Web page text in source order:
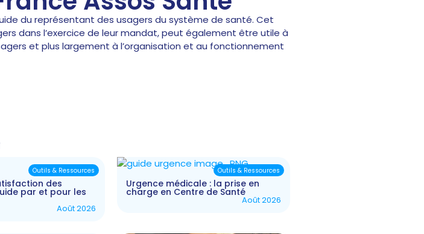
du représentant des usagers du système de santé. Cet
dans l’exercice de leur mandat, peut également être utile à
et plus largement à l’organisation et au fonctionnement
des
par et pour les
Août 2026
Outils & Ressources
Urgence médicale : la prise en
charge en Centre de Santé
Août 2026
Outils & Ressources